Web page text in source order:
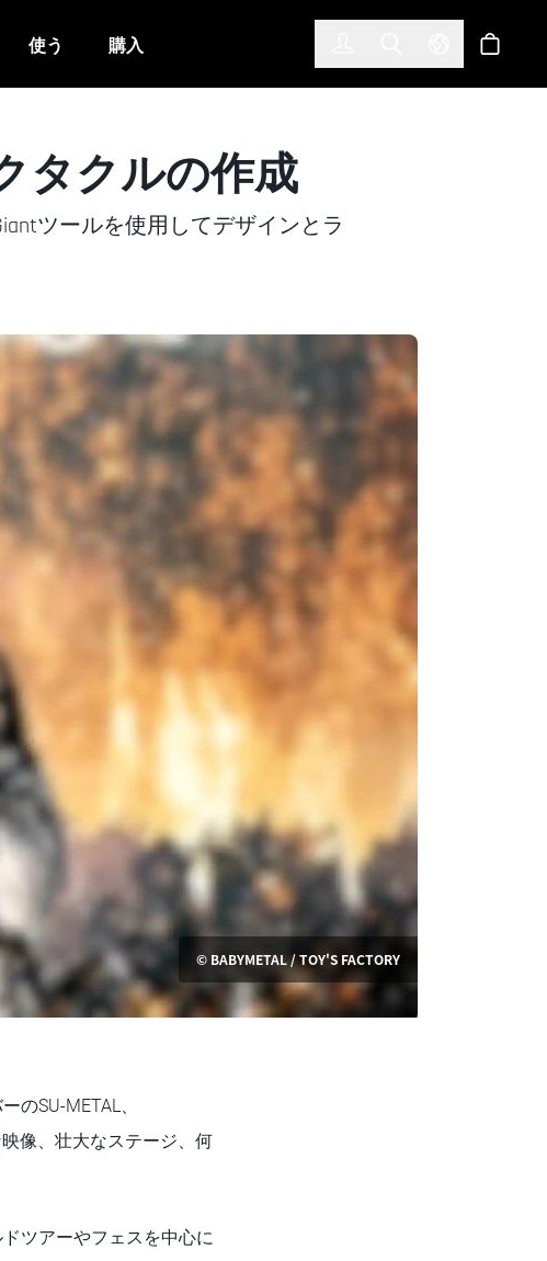
使う 購入 Toggle Search
Selectショッ
© BABYMETAL / TOY'S FACTORY
タクルの作成
ツールを使用してデザインとラ
のSU-METAL、
像、壮大なステージ、何
ツアーやフェスを中心に